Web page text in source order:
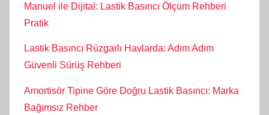
Manuel ile Dijital: Lastik Basıncı Ölçüm Rehberi
Pratik
Lastik Basıncı Rüzgarlı Havlarda: Adım Adım
Güvenli Sürüş Rehberi
Amortisör Tipine Göre Doğru Lastik Basıncı: Marka
Bağımsız Rehber